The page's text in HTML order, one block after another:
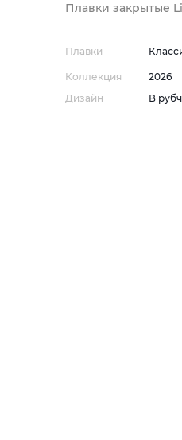
Плавки закрытые
Плавки
Коллекция
2026
Дизайн
В